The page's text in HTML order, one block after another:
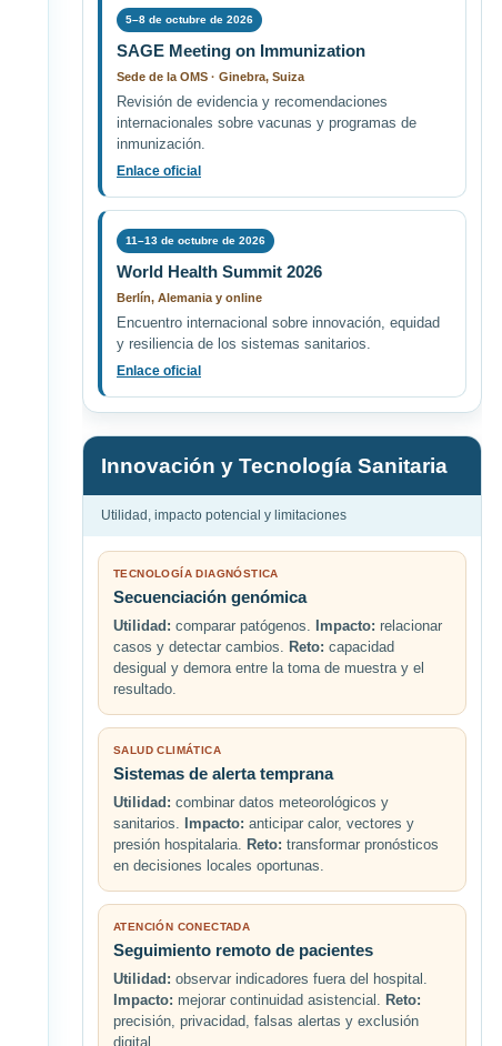
5–8 de octubre de 2026
SAGE Meeting on Immunization
Sede de la OMS · Ginebra, Suiza
Revisión de evidencia y recomendaciones
internacionales sobre vacunas y programas de
inmunización.
Enlace oficial
11–13 de octubre de 2026
World Health Summit 2026
Berlín, Alemania y online
Encuentro internacional sobre innovación, equidad
y resiliencia de los sistemas sanitarios.
Enlace oficial
Innovación y Tecnología Sanitaria
Utilidad, impacto potencial y limitaciones
TECNOLOGÍA DIAGNÓSTICA
Secuenciación genómica
Utilidad: comparar patógenos. Impacto: relacionar
casos y detectar cambios. Reto: capacidad
desigual y demora entre la toma de muestra y el
resultado.
SALUD CLIMÁTICA
Sistemas de alerta temprana
Utilidad: combinar datos meteorológicos y
sanitarios. Impacto: anticipar calor, vectores y
presión hospitalaria. Reto: transformar pronósticos
en decisiones locales oportunas.
ATENCIÓN CONECTADA
Seguimiento remoto de pacientes
Utilidad: observar indicadores fuera del hospital.
Impacto: mejorar continuidad asistencial. Reto:
precisión, privacidad, falsas alertas y exclusión
digital.